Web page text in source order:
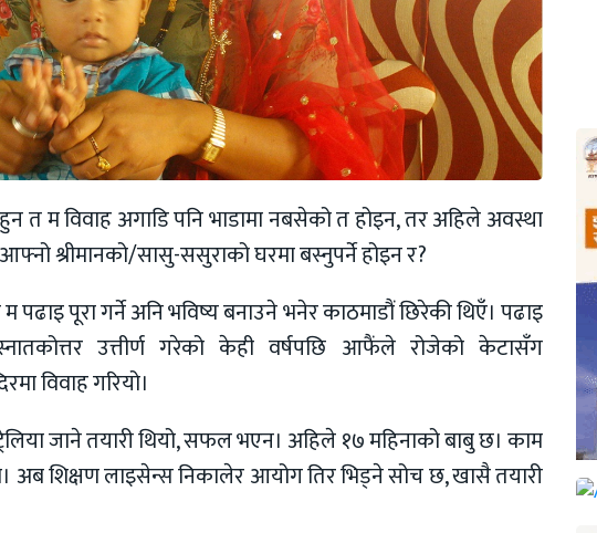
त म विवाह अगाडि पनि भाडामा नबसेको त होइन, तर अहिले अवस्था
श्रीमानको/सासु-ससुराको घरमा बस्नुपर्ने होइन र?
पढाइ पूरा गर्ने अनि भविष्य बनाउने भनेर काठमाडौं छिरेकी थिएँ। पढाइ
उत्तीर्ण गरेको केही वर्षपछि आफैंले रोजेको केटासँग
विवाह गरियो।
जाने तयारी थियो, सफल भएन। अहिले १७ महिनाको बाबु छ। काम
अब शिक्षण लाइसेन्स निकालेर आयोग तिर भिड्ने सोच छ, खासै तयारी